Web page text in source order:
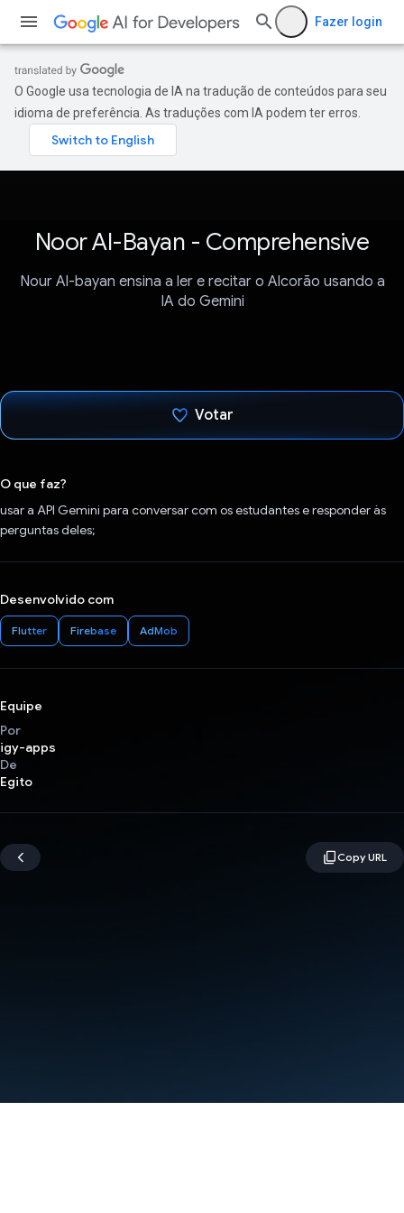
Fazer login
O Google usa tecnologia de IA na tradução de conteúdos para seu
idioma de preferência. As traduções com IA podem ter erros.
Noor Al-Bayan - Comprehensive
Nour Al-bayan ensina a ler e recitar o Alcorão usando a
IA do Gemini
Votar
O que faz?
usar a API Gemini para conversar com os estudantes e responder às
perguntas deles;
Desenvolvido com
Flutter Firebase AdMob
Equipe
Por
igy-apps
De
Egito